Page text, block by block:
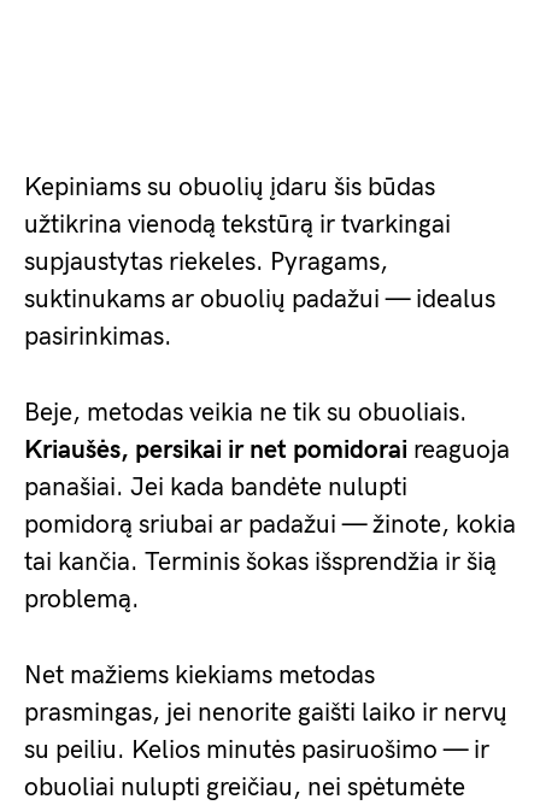
Kepiniams su obuolių įdaru šis būdas
užtikrina vienodą tekstūrą ir tvarkingai
supjaustytas riekeles. Pyragams,
suktinukams ar obuolių padažui — idealus
pasirinkimas.
Beje, metodas veikia ne tik su obuoliais.
Kriaušės, persikai ir net pomidorai reaguoja
panašiai. Jei kada bandėte nulupti
pomidorą sriubai ar padažui — žinote, kokia
tai kančia. Terminis šokas išsprendžia ir šią
problemą.
Net mažiems kiekiams metodas
prasmingas, jei nenorite gaišti laiko ir nervų
su peiliu. Kelios minutės pasiruošimo — ir
obuoliai nulupti greičiau, nei spėtumėte